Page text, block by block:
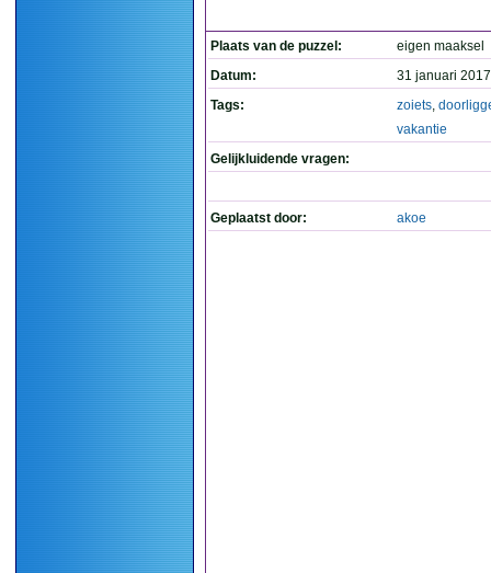
Plaats van de puzzel:
eigen maaksel
Datum:
31 januari
Tags:
zoiets,
vakantie
Gelijkluidende vragen:
Geplaatst door: akoe